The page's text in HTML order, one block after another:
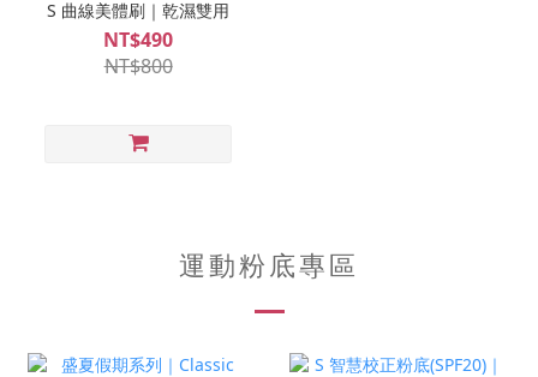
S 曲線美體刷｜乾濕雙用
NT$490
NT$800
運動粉底專區